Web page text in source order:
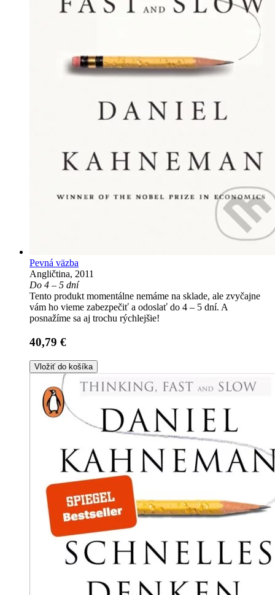
Pevná väzba
Angličtina, 2011
Do 4 – 5 dní
Tento produkt momentálne nemáme na sklade, ale zvyčajne
vám ho vieme zabezpečiť a odoslať do 4 – 5 dní. A
posnažíme sa aj trochu rýchlejšie!
40,79 €
Vložiť do košíka